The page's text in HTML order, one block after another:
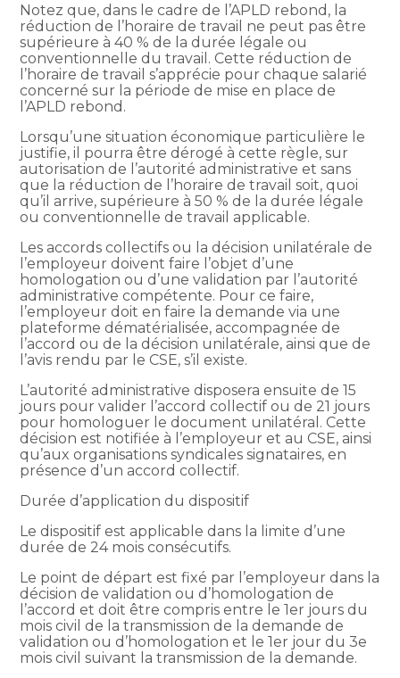
Notez que, dans le cadre de l’APLD rebond, la
réduction de l’horaire de travail ne peut pas être
supérieure à 40 % de la durée légale ou
conventionnelle du travail. Cette réduction de
l’horaire de travail s’apprécie pour chaque salarié
concerné sur la période de mise en place de
l’APLD rebond.
Lorsqu’une situation économique particulière le
justifie, il pourra être dérogé à cette règle, sur
autorisation de l’autorité administrative et sans
que la réduction de l’horaire de travail soit, quoi
qu’il arrive, supérieure à 50 % de la durée légale
ou conventionnelle de travail applicable.
Les accords collectifs ou la décision unilatérale de
l’employeur doivent faire l’objet d’une
homologation ou d’une validation par l’autorité
administrative compétente. Pour ce faire,
l’employeur doit en faire la demande via une
plateforme dématérialisée, accompagnée de
l’accord ou de la décision unilatérale, ainsi que de
l’avis rendu par le CSE, s’il existe.
L’autorité administrative disposera ensuite de 15
jours pour valider l’accord collectif ou de 21 jours
pour homologuer le document unilatéral. Cette
décision est notifiée à l’employeur et au CSE, ainsi
qu’aux organisations syndicales signataires, en
présence d’un accord collectif.
Durée d’application du dispositif
Le dispositif est applicable dans la limite d’une
durée de 24 mois consécutifs.
Le point de départ est fixé par l’employeur dans la
décision de validation ou d’homologation de
l’accord et doit être compris entre le 1er jours du
mois civil de la transmission de la demande de
validation ou d’homologation et le 1er jour du 3e
mois civil suivant la transmission de la demande.